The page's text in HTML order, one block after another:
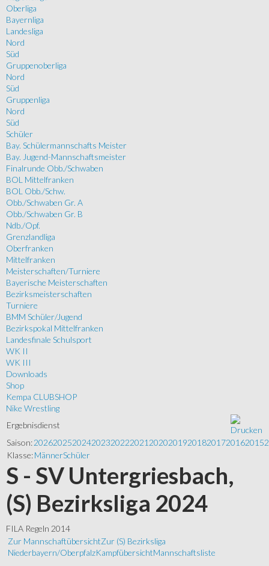
Oberliga
Bayernliga
Landesliga
Nord
Süd
Gruppenoberliga
Nord
Süd
Gruppenliga
Nord
Süd
Schüler
Bay. Schülermannschafts Meister
Bay. Jugend-Mannschaftsmeister
Finalrunde Obb./Schwaben
BOL Mittelfranken
BOL Obb./Schw.
Obb./Schwaben Gr. A
Obb./Schwaben Gr. B
Ndb./Opf.
Grenzlandliga
Oberfranken
Mittelfranken
Meisterschaften/Turniere
Bayerische Meisterschaften
Bezirksmeisterschaften
Turniere
BMM Schüler/Jugend
Bezirkspokal Mittelfranken
Landesfinale Schulsport
WK II
WK III
Downloads
Shop
Kempa CLUBSHOP
Nike Wrestling
Ergebnisdienst
Saison:202620252024202320222021 202020192018201720162015
Klasse:MännerSchüler
S - SV Untergriesbach,
(S) Bezirksliga 2024
FILA Regeln 2014
Zur MannschaftübersichtZur (S) Bezirksliga
Niederbayern/OberpfalzKampfübersichtMannschaftsliste